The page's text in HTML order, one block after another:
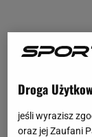
Droga
jeśli wyrazisz
oraz jej Zaufani